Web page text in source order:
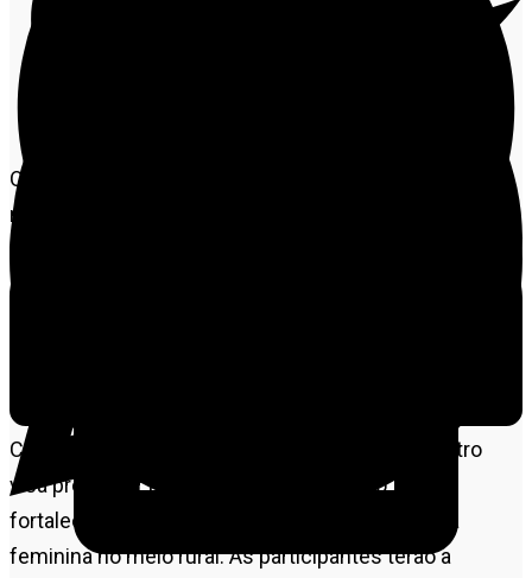
O Sindicato Rural de Alta Floresta realiza, no dia 7 de
março (sexta-feira), a 6ª edição do evento “Mulheres
do Agro”, um encontro exclusivo para mulheres que
atuam na agricultura, pecuária e demais atividades do
Com uma programação enriquecedora, o encontro
visa promover a troca de experiências, o
fortalecimento de laços e a valorização da força
feminina no meio rural. As participantes terão a